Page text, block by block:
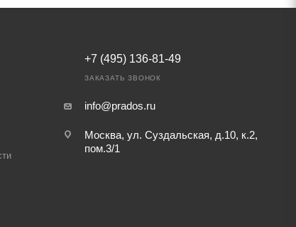
+7 (495) 136-81-49
ЗАКАЗАТЬ ЗВОНОК
info@prados.ru
Москва, ул. Суздальская, д.10, к.2,
пом.3/1